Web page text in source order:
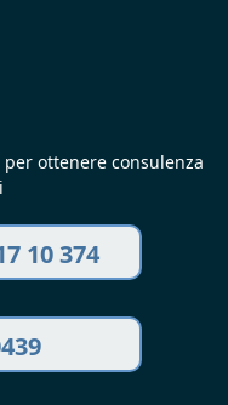
ottenere consulenza
10 374